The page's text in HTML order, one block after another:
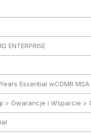
ENTERPRISE
Essential wCDMR
> Gwarancje i Wsparcie